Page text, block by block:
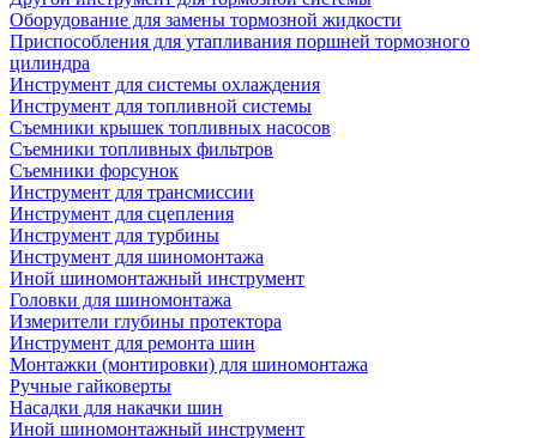
Оборудование для замены тормозной жидкости
Приспособления для утапливания поршней тормозного
цилиндра
Инструмент для системы охлаждения
Инструмент для топливной системы
Съемники крышек топливных насосов
Съемники топливных фильтров
Съемники форсунок
Инструмент для трансмиссии
Инструмент для сцепления
Инструмент для турбины
Инструмент для шиномонтажа
Иной шиномонтажный инструмент
Головки для шиномонтажа
Измерители глубины протектора
Инструмент для ремонта шин
Монтажки (монтировки) для шиномонтажа
Ручные гайковерты
Насадки для накачки шин
Иной шиномонтажный инструмент